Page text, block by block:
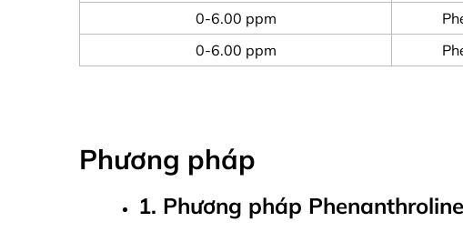
0-6.00 ppm
0-6.00 ppm
Phương pháp
1. Phương pháp